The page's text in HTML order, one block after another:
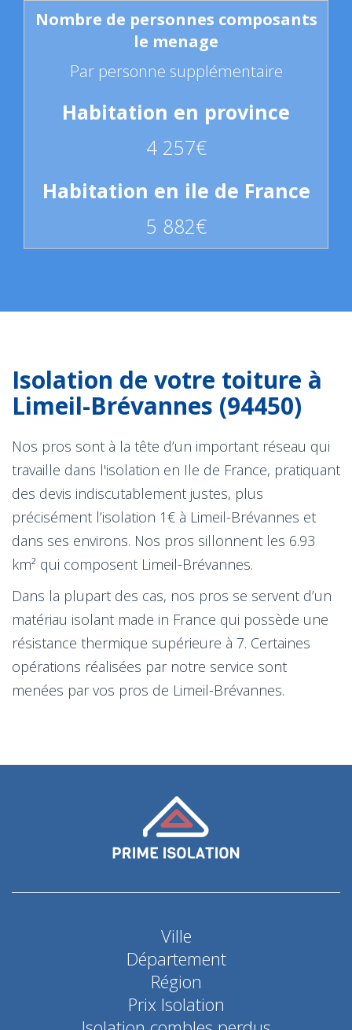
Par personne supplémentaire
4 257€
5 882€
Isolation de votre toiture à
Limeil-Brévannes (94450)
Nos pros sont à la tête d’un important réseau qui
travaille dans l'isolation en Ile de France, pratiquant
des devis indiscutablement justes, plus
précisément l’isolation 1€ à Limeil-Brévannes et
dans ses environs. Nos pros sillonnent les 6.93
km² qui composent Limeil-Brévannes.
Dans la plupart des cas, nos pros se servent d’un
matériau isolant made in France qui possède une
résistance thermique supérieure à 7. Certaines
opérations réalisées par notre service sont
menées par vos pros de Limeil-Brévannes.
Ville
Département
Région
Prix Isolation